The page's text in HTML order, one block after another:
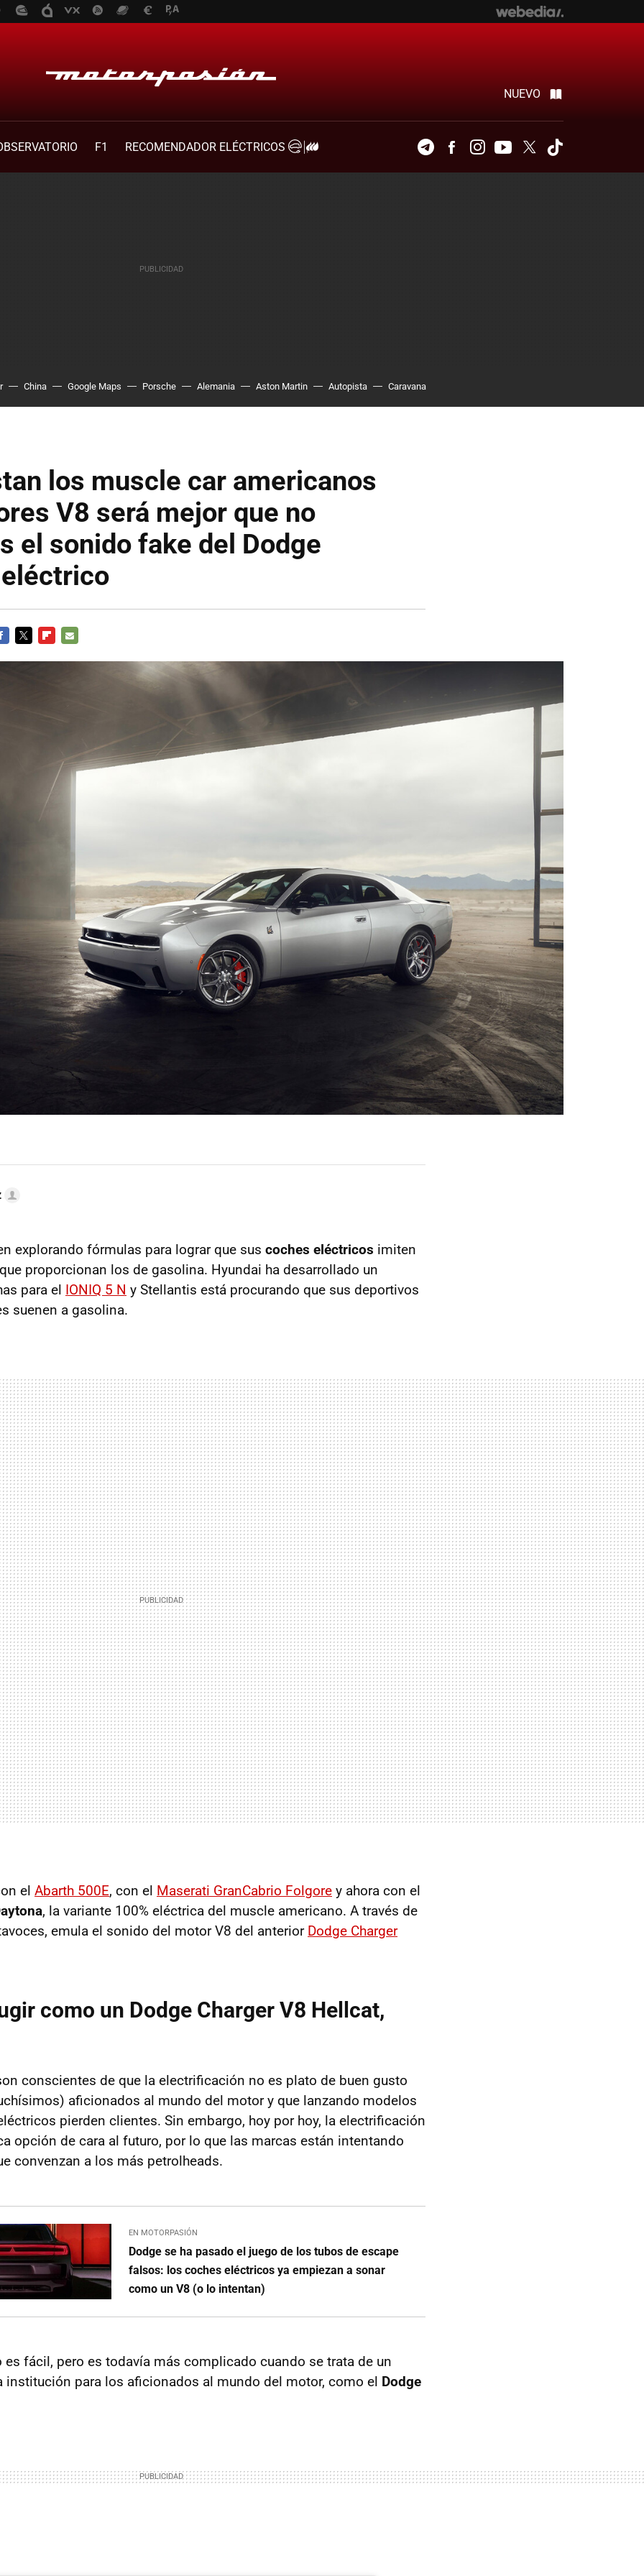
NUEVO
F1 RECOMENDADOR ELÉCTRICOS TelegramFacebookInstagramYoutubeTwitter
China Google Maps Porsche Alemania Aston Martin Autopista Caravana
los muscle car americanos
V8 será mejor que no
el sonido fake del Dodge
explorando fórmulas para lograr que sus coches eléctricos imiten
proporcionan los de gasolina. Hyundai ha desarrollado un
para el IONIQ 5 N y Stellantis está procurando que sus deportivos
suenen a gasolina.
el Abarth 500E, con el Maserati GranCabrio Folgore y ahora con el
, la variante 100% eléctrica del muscle americano. A través de
emula el sonido del motor V8 del anterior Dodge Charger
como un Dodge Charger V8 Hellcat,
conscientes de que la electrificación no es plato de buen gusto
aficionados al mundo del motor y que lanzando modelos
pierden clientes. Sin embargo, hoy por hoy, la electrificación
opción de cara al futuro, por lo que las marcas están intentando
convenzan a los más petrolheads.
EN MOTORPASIÓN
Dodge se ha pasado el juego de los tubos de escape
falsos: los coches eléctricos ya empiezan a sonar
como un V8 (o lo intentan)
es fácil, pero es todavía más complicado cuando se trata de un
institución para los aficionados al mundo del motor, como el Dodge